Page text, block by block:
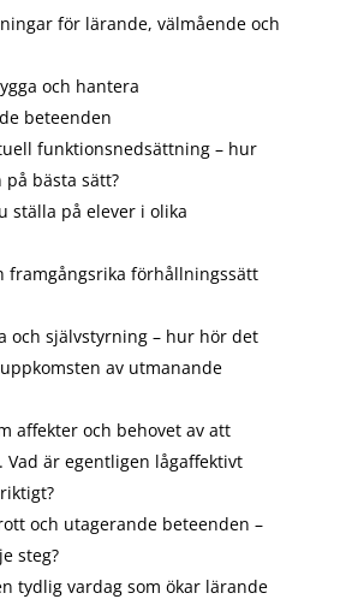
för lärande, välmående och
och hantera
beteenden
funktionsnedsättning – hur
bästa sätt?
ställa på elever i olika
framgångsrika förhållningssätt
och självstyrning – hur hör det
av utmanande
affekter och behovet av att
Vad är egentligen lågaffektivt
och utagerande beteenden –
steg?
tydlig vardag som ökar lärande